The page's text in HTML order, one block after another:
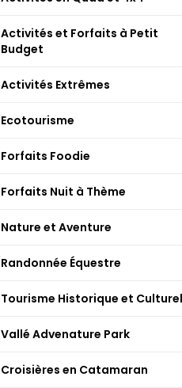
Activités et Forfaits à Petit
Budget
Activités Extrêmes
Ecotourisme
Forfaits Foodie
Forfaits Nuit à Thème
Nature et Aventure
Randonnée Équestre
Tourisme Historique et Culturel
Vallé Advenature Park
Croisières en Catamaran